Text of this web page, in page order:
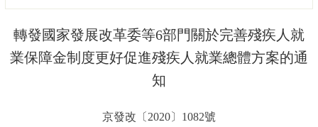
政務公開
市領導 機構職能 政策服務
政策解讀
轉發國家發展改革委等6部門關於完善殘疾人就
業保障金制度更好促進殘疾人就業總體方案的通
知
京發改〔2020〕1082號